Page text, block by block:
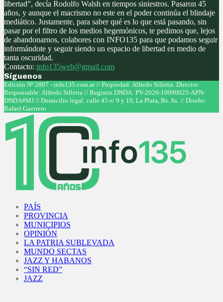
libertad”, decía Rodolfo Walsh en tiempos siniestros. Pasaron 45
años, y aunque el macrismo no este en el poder continúa el blindaje
mediático. Justamente, para saber qué es lo que está pasando, sin
pasar por el filtro de los medios hegemónicos, te pedimos que, lejos
de abandonarnos, colabores con INFO135 para que podamos seguir
informándote y seguir siendo un espacio de libertad en medio de
tanta oscuridad.
Contacto: info135web@gmail.com
Síguenos
Facebook
Twitter
Instagram
Youtube
Edición Nº 2807 - info135.com.ar // Propiedad: Alfredo Silletta. Director
Responsable: Alfredo Silletta // Registro DNDA: PV-2026-10090025-APN-
DNDA#MJ // Domicilio legal: calle 45 e/ 9 y 10, La Plata, Bs. As. // Diseño:
Rafael Guerrero
PAÍS
PROVINCIA
MUNICIPIOS
OPINIÓN
LA PATRIA SUBLEVADA
MUNDO SECTAS
JAZZ Y HABANOS
“SIN RED”
JAZZ